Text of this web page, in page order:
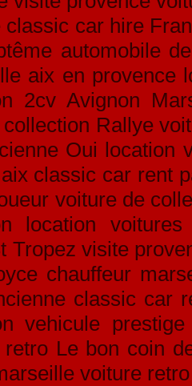
car hire
automobile
aix en provence
2cv Avignon
Rallye
Oui location
classic car rent
voiture de
location
Tropez visite
chauffeur
classic car
vehicule
Le bon coin
voiture